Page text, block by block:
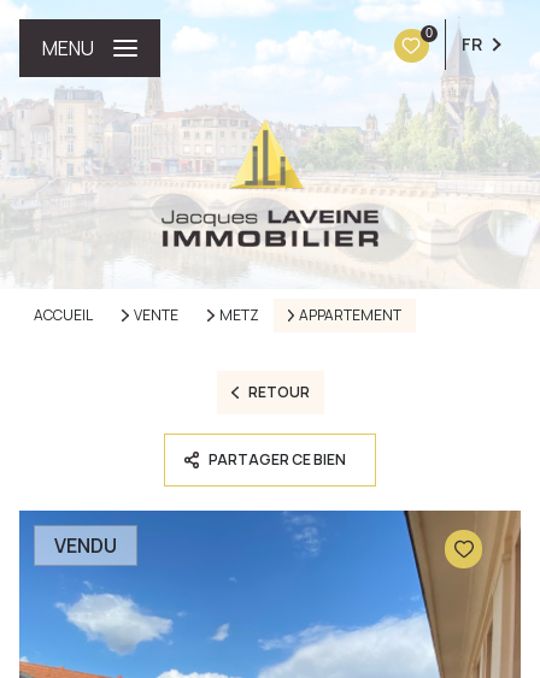
0 FR
MENU
ACCUEIL VENTE METZ APPARTEMENT
RETOUR
PARTAGER CE BIEN
VENDU